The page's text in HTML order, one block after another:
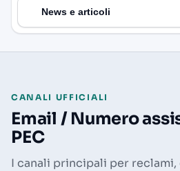
News e articoli
CANALI UFFICIALI
Email / Numero
PEC
I canali principali per